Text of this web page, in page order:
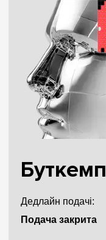
Дедлайн подачі:
Подача закрита